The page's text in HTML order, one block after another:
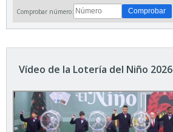
Comprobar número:
Vídeo de la Lotería del Niño 2026